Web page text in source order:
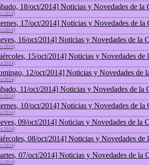
18/oct/2014] Noticias y Novedades de la
2014]
17/oct/2014] Noticias y Novedades de la
2014]
16/oct/2014] Noticias y Novedades de la
2014]
15/oct/2014] Noticias y Novedades de
2014]
12/oct/2014] Noticias y Novedades de
2014]
11/oct/2014] Noticias y Novedades de la
2014]
10/oct/2014] Noticias y Novedades de la
2014]
09/oct/2014] Noticias y Novedades de la
2014]
08/oct/2014] Noticias y Novedades de
2014]
07/oct/2014] Noticias y Novedades de la
2014]